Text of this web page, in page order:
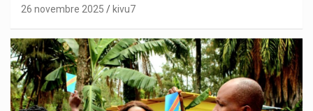
26 novembre 2025 kivu7